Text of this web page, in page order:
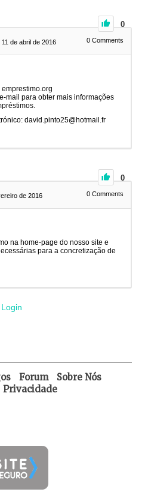
0
11 de abril de 2016 0Comments
mail para obter mais informações
david.pinto25@hotmail.fr
0
de 2016 0Comments
na home-page do nosso site e
para a concretização de
Login
Forum
Sobre Nós
Privacidade